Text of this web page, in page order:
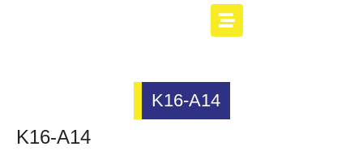
Κ16-Α14
Κ16-Α14